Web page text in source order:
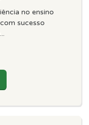
no ensino
sucesso